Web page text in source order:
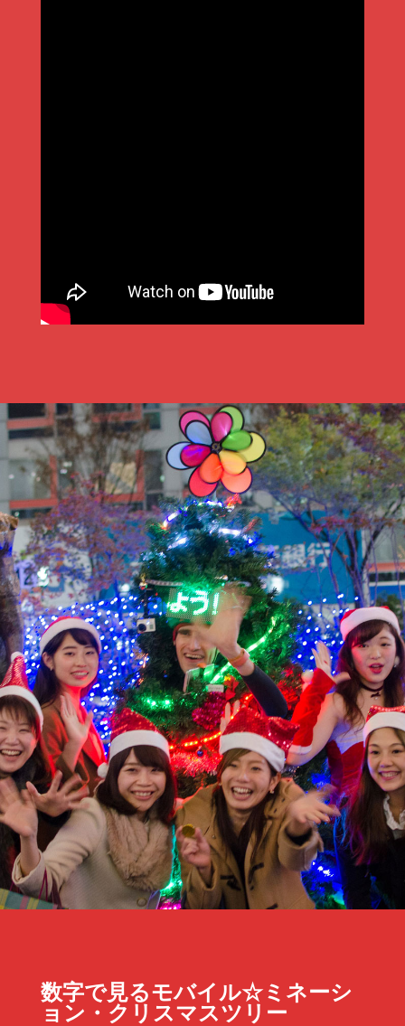
数字で見るモバイル☆ミネーシ
ョン・クリスマスツリー